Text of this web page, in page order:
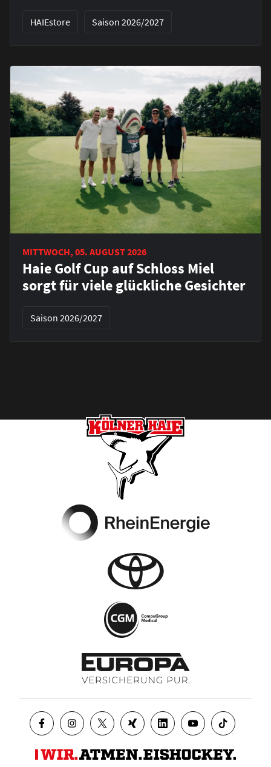
HAIEstore Saison 2026/2027
MITTWOCH, 05. AUGUST 2026
Haie Golf Cup auf Schloss Miel
sorgt für viele glückliche Gesichter
Saison 2026/2027